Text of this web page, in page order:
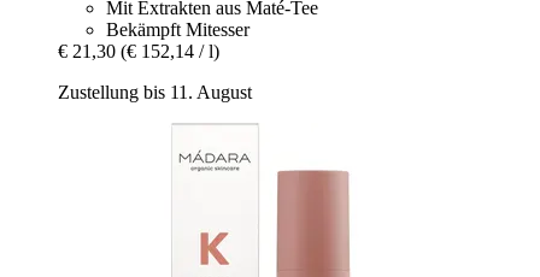
Mit Extrakten aus Maté-Tee
Bekämpft Mitesser
€ 21,30 (€ 152,14 / l)
Zustellung bis 11. August